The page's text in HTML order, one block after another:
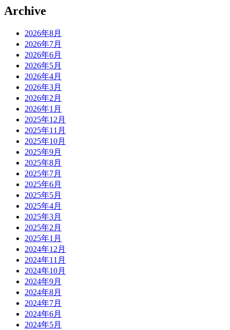
Archive
2026年8月
2026年7月
2026年6月
2026年5月
2026年4月
2026年3月
2026年2月
2026年1月
2025年12月
2025年11月
2025年10月
2025年9月
2025年8月
2025年7月
2025年6月
2025年5月
2025年4月
2025年3月
2025年2月
2025年1月
2024年12月
2024年11月
2024年10月
2024年9月
2024年8月
2024年7月
2024年6月
2024年5月